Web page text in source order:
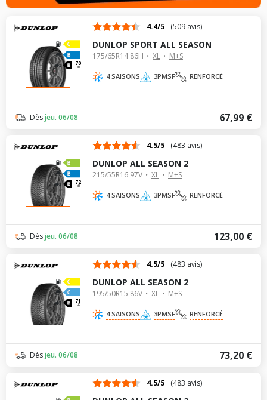
70
dB
4.4/5 (509 avis)
DUNLOP SPORT ALL SEASON
175/65R14 86H XL M+S
4 SAISONS 3PMSF RENFORCÉ
67,99 €
Dèsjeu. 06/08
72
dB
4.5/5 (483 avis)
DUNLOP ALL SEASON 2
215/55R16 97V XL M+S
4 SAISONS 3PMSF RENFORCÉ
123,00 €
Dèsjeu. 06/08
71
dB
4.5/5 (483 avis)
DUNLOP ALL SEASON 2
195/50R15 86V XL M+S
4 SAISONS 3PMSF RENFORCÉ
73,20 €
Dèsjeu. 06/08
4.5/5 (483 avis)